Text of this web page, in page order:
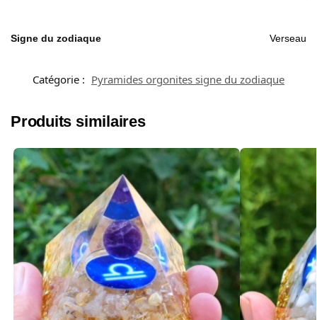
Signe du zodiaque Verseau
Catégorie : Pyramides orgonites signe du zodiaque
Produits similaires